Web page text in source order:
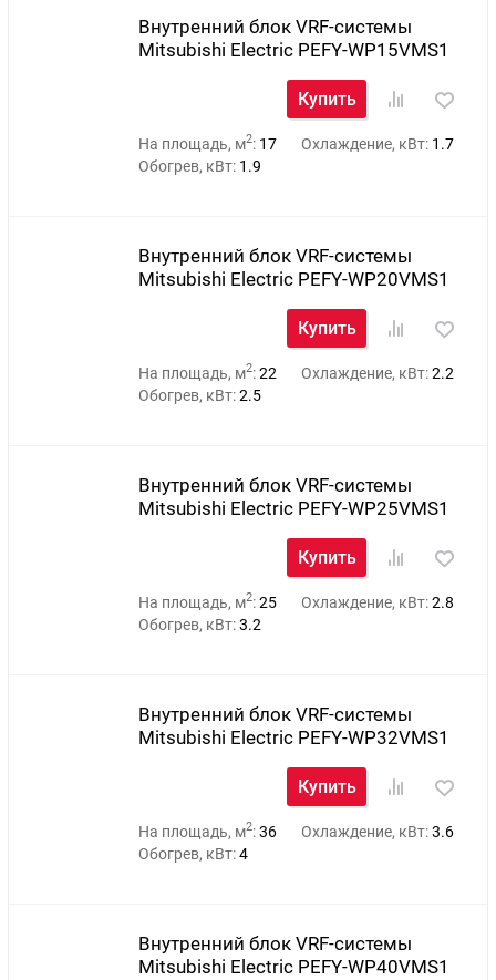
Внутренний блок VRF-системы
Mitsubishi Electric PEFY-WP15VMS1
Купить
На площадь, м2: 17 Охлаждение, кВт: 1.7
Обогрев, кВт: 1.9
Внутренний блок VRF-системы
Mitsubishi Electric PEFY-WP20VMS1
Купить
На площадь, м2:22 Охлаждение, кВт:2.2
Обогрев, кВт:2.5
Внутренний блок VRF-системы
Mitsubishi Electric PEFY-WP25VMS1
Купить
На площадь, м2:25 Охлаждение, кВт:2.8
Обогрев, кВт:3.2
Внутренний блок VRF-системы
Mitsubishi Electric PEFY-WP32VMS1
Купить
На площадь, м2:36 Охлаждение, кВт:3.6
Обогрев, кВт:4
Внутренний блок VRF-системы
Mitsubishi Electric PEFY-WP40VMS1